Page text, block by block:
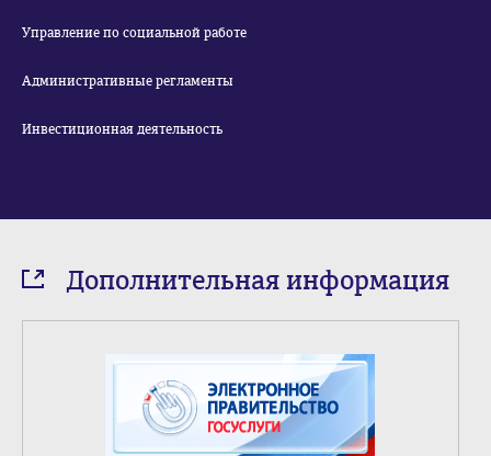
Управление по социальной работе
Административные регламенты
Инвестиционная деятельность
Дополнительная информация